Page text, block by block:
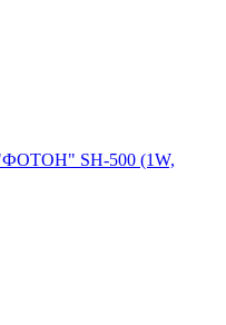
SH-500 (1W,